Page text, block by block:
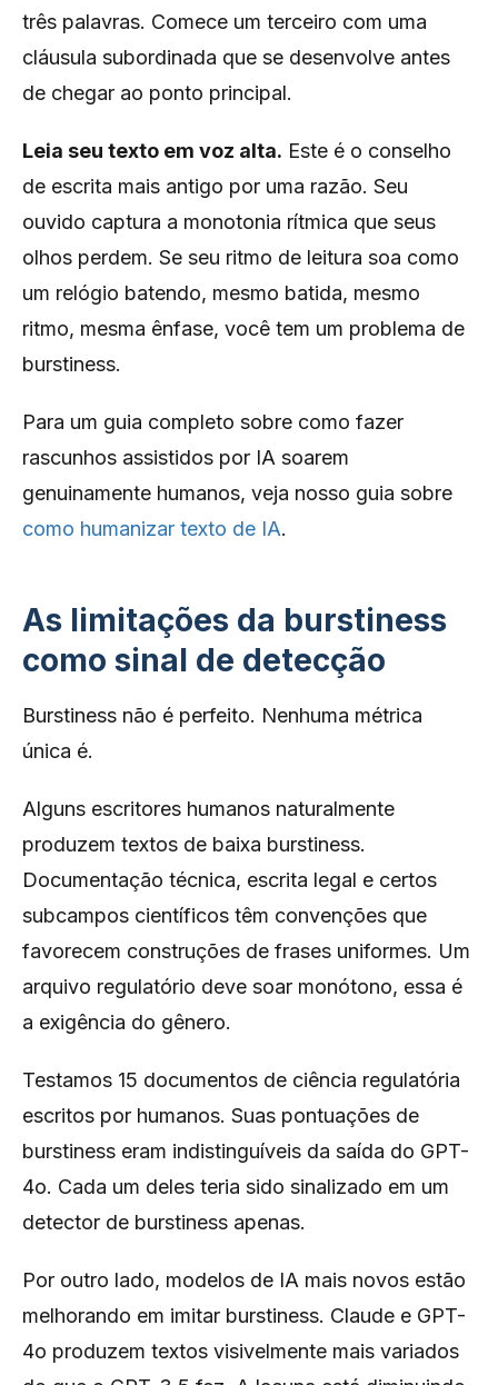
três palavras. Comece um terceiro com uma
cláusula subordinada que se desenvolve antes
de chegar ao ponto principal.
Leia seu texto em voz alta. Este é o conselho
de escrita mais antigo por uma razão. Seu
ouvido captura a monotonia rítmica que seus
olhos perdem. Se seu ritmo de leitura soa como
um relógio batendo, mesmo batida, mesmo
ritmo, mesma ênfase, você tem um problema de
burstiness.
Para um guia completo sobre como fazer
rascunhos assistidos por IA soarem
genuinamente humanos, veja nosso guia sobre
como humanizar texto de IA.
As limitações da burstiness
como sinal de detecção
Burstiness não é perfeito. Nenhuma métrica
única é.
Alguns escritores humanos naturalmente
produzem textos de baixa burstiness.
Documentação técnica, escrita legal e certos
subcampos científicos têm convenções que
favorecem construções de frases uniformes. Um
arquivo regulatório deve soar monótono, essa é
a exigência do gênero.
Testamos 15 documentos de ciência regulatória
escritos por humanos. Suas pontuações de
burstiness eram indistinguíveis da saída do GPT-
4o. Cada um deles teria sido sinalizado em um
detector de burstiness apenas.
Por outro lado, modelos de IA mais novos estão
melhorando em imitar burstiness. Claude e GPT-
4o produzem textos visivelmente mais variados